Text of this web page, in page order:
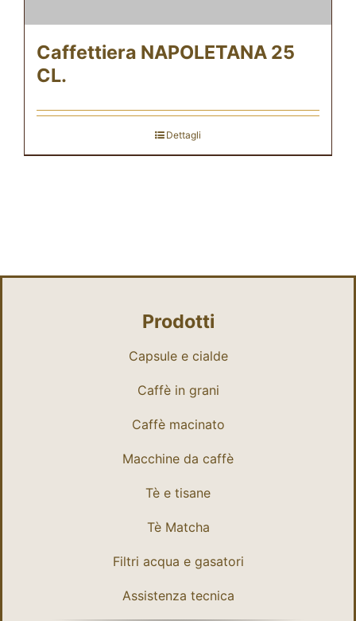
Caffettiera NAPOLETANA 25
CL.
Dettagli
Prodotti
Capsule e cialde
Caffè in grani
Caffè macinato
Macchine da caffè
Tè e tisane
Tè Matcha
Filtri acqua e gasatori
Assistenza tecnica